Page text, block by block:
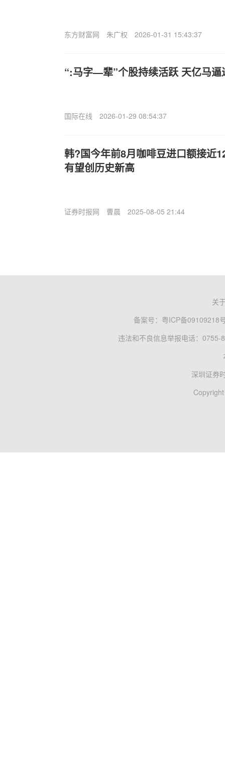
东方财富网 朱广权 2026-01-31 15:43:37
“:马字—辈”个股持续活跃 天亿马
国际在线 2026-01-29 08:54:37
韩?国今年前8月咖啡豆进口额接近
有望创历史新高
证券时报网 曹晨 2025-08-05 21:44
关
备案号： 粤ICP备09109218
违法和不良信息举报电话：0755-
深圳证券